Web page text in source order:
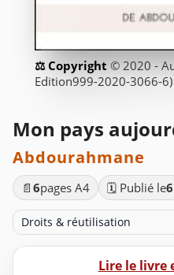
© 2020 -
Edition999-2020-3066-6)
Mon pays
Abdourahmane
📄 6pages A4 🗓️ Publié le
Droits & réutilisation
Lire le livre